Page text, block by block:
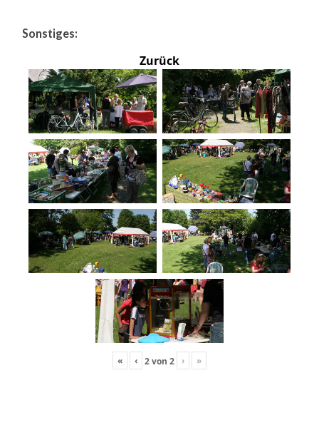
Sonstiges:
Zurück
« ‹ 2von 2 › »